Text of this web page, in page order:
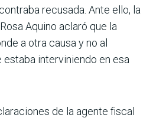
recusada. Ante ello, la
Aquino aclaró que la
a otra causa y no al
interviniendo en esa
de la agente fiscal